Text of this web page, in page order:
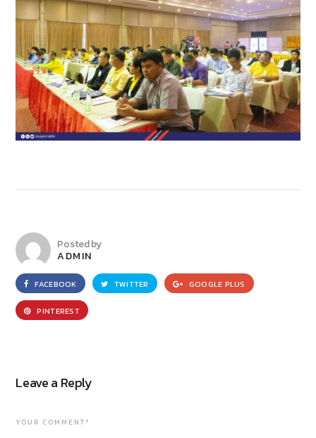
Posted by
ADMIN
FACEBOOK TWITTER GOOGLE PLUS
PINTEREST
Leave a Reply
YOUR COMMENT*